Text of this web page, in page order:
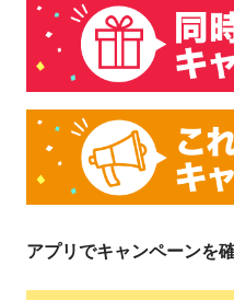
条件2
座から
以上を
その後
※2から
に
チャージ用口座登録にはPayPay
本キャンペーンの対象の支払い
（PayPay残高（赤画面）での支
をPayPay商品券でお支払いした
アプリでキャンペーンを